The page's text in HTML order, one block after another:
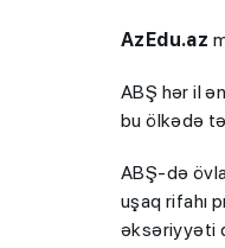
AzEdu.az
ABŞ hər il
bu ölkədə
ABŞ-də
uşaq rifahı
əksəriyyəti